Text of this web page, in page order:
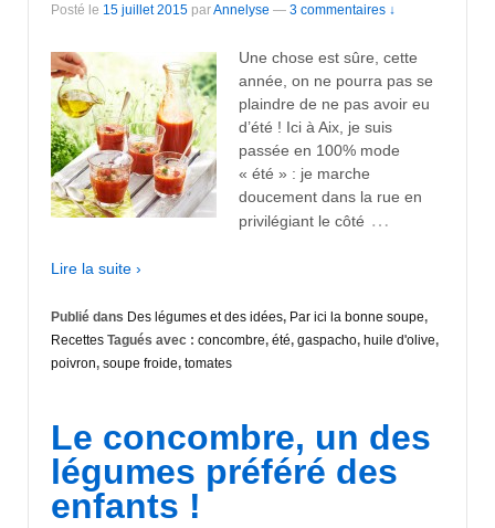
Posté le 15 juillet 2015 parAnnelyse — 3 commentaires ↓
Une chose est sûre, cette
année, on ne pourra pas se
plaindre de ne pas avoir eu
d’été ! Ici à Aix, je suis
passée en 100% mode
« été » : je marche
doucement dans la rue en
privilégiant le côté …
Lire la suite ›
Publié dans Des légumes et des idées, Par ici la bonne soupe,
Recettes Tagués avec : concombre, été, gaspacho, huile d'olive,
poivron, soupe froide, tomates
Le concombre, un des
légumes préféré des
enfants !